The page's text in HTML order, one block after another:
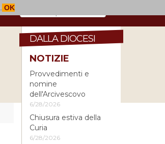
OK
DALLA DIOCESI
NOTIZIE
Provvedimenti e
nomine
dell'Arcivescovo
6/28/2026
Chiusura estiva della
Curia
6/28/2026